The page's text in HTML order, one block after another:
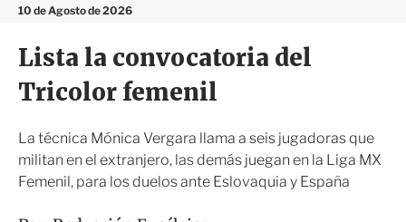
n
10 de Agosto de 2026
ó
i
Lista la convocatoria del
Tricolor femenil
La técnica Mónica Vergara llama a seis jugadoras que
militan en el extranjero, las demás juegan en la Liga MX
Femenil, para los duelos ante Eslovaquia y España